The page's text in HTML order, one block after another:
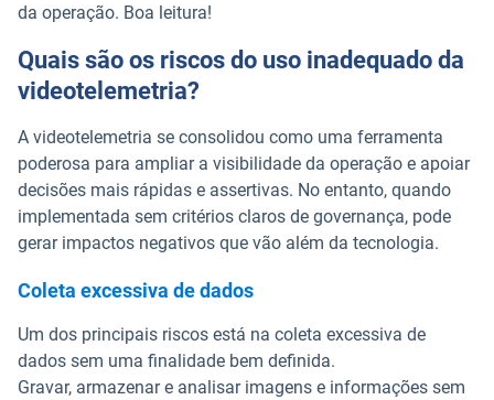
da operação. Boa leitura!
Quais são os riscos do uso inadequado da
videotelemetria?
A videotelemetria se consolidou como uma ferramenta
poderosa para ampliar a visibilidade da operação e apoiar
decisões mais rápidas e assertivas. No entanto, quando
implementada sem critérios claros de governança, pode
gerar impactos negativos que vão além da tecnologia.
Coleta excessiva de dados
Um dos principais riscos está na coleta excessiva de
dados sem uma finalidade bem definida.
Gravar, armazenar e analisar imagens e informações sem